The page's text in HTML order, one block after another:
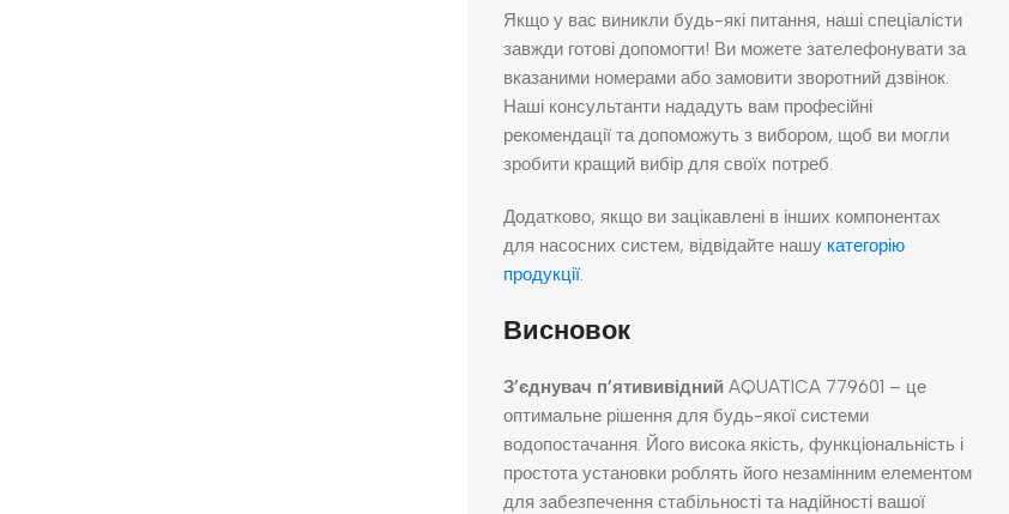
Якщо у вас виникли будь-які питання, наші спеціалісти
завжди готові допомогти! Ви можете зателефонувати за
вказаними номерами або замовити зворотний дзвінок.
Наші консультанти нададуть вам професійні
рекомендації та допоможуть з вибором, щоб ви могли
зробити кращий вибір для своїх потреб.
Додатково, якщо ви зацікавлені в інших компонентах
для насосних систем, відвідайте нашу категорію
продукції.
Висновок
З’єднувач п’ятививіднийAQUATICA 779601 – це
оптимальне рішення для будь-якої системи
водопостачання. Його висока якість, функціональність і
простота установки роблять його незамінним елементом
для забезпечення стабільності та надійності вашої